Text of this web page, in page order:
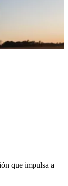
que impulsa a